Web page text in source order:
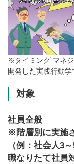
※タイミング マネ
開発した実践行動
対象
社員全般
※階層別に実施
（例：社会人3
職なりたて社員